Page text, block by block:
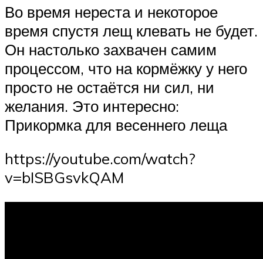
Во время нереста и некоторое
время спустя лещ клевать не будет.
Он настолько захвачен самим
процессом, что на кормёжку у него
просто не остаётся ни сил, ни
желания. Это интересно:
Прикормка для весеннего леща
https://youtube.com/watch?
v=bISBGsvkQAM